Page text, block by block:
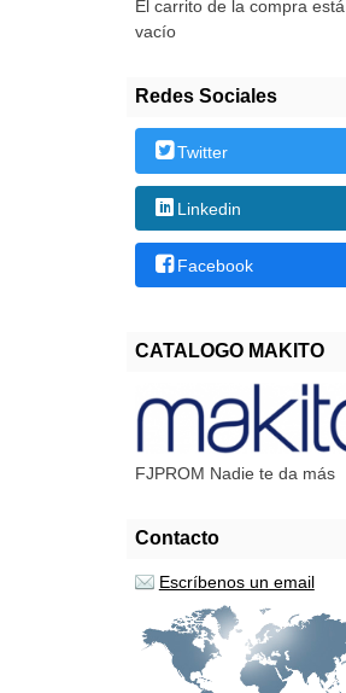
El carrito de la compra está
vacío
Redes Sociales
Twitter
Linkedin
Facebook
CATALOGO MAKITO
FJPROM Nadie te da más
Contacto
Escríbenos un email